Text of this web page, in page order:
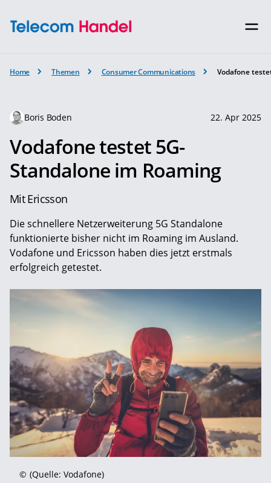
Home Themen Consumer Communications Vodafone
Boris Boden 22. Apr 2025
Vodafone testet 5G-
Standalone im Roaming
Mit Ericsson
Die schnellere Netzerweiterung 5G Standalone
funktionierte bisher nicht im Roaming im Ausland.
Vodafone und Ericsson haben dies jetzt erstmals
erfolgreich getestet.
© (Quelle: Vodafone)